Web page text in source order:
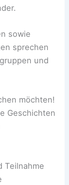
sowie
sprechen
und
möchten!
Geschichten
Teilnahme